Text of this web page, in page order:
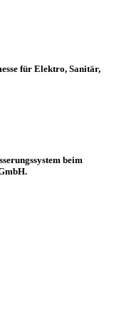
für Elektro, Sanitär,
beim